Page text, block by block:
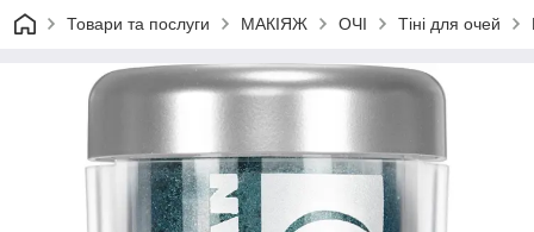
Товари та послуги МАКІЯЖ ОЧІ Тіні для очей